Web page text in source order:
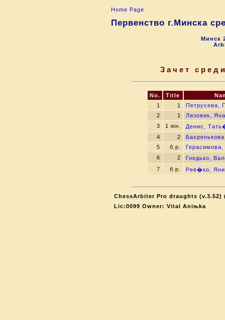
Home Page
Первенство г.Минска
Минск
Зачет
No. Title
1
1
Петрусева,
2
1
Лазовик, Яна
3
1 юн.
Денис,
4
2
5
б.р.
Герасимова,
6
2
Гнедько,
7
б.р. Рев�ко,
ChessArbiter Pro draughts (v.3.52)
Lic:0099 Owner: Vital Aniњka